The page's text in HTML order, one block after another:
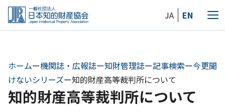
Skip
the
JA EN
メ
ー
ホームー機関誌・広報誌ー知財管理誌ー記事検索ー今更聞
けないシリーズー知的財産高等裁判所について
知的財産高等裁判所について